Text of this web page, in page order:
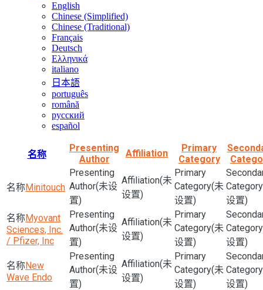
English
Chinese (Simplified)
Chinese (Traditional)
Français
Deutsch
Ελληνικά
italiano
日本語
português
română
русский
español
名称
Presenting
Author
Affiliation
Primary
Category
Minitouch
(未设
置)
(未
设置)
(未
设置)
设置)
Myovant
Sciences, Inc.
/ Pfizer, Inc
(未设
置)
(未
设置)
(未
设置)
设置)
New
Wave Endo
(未设
置)
(未
设置)
(未
设置)
设置)